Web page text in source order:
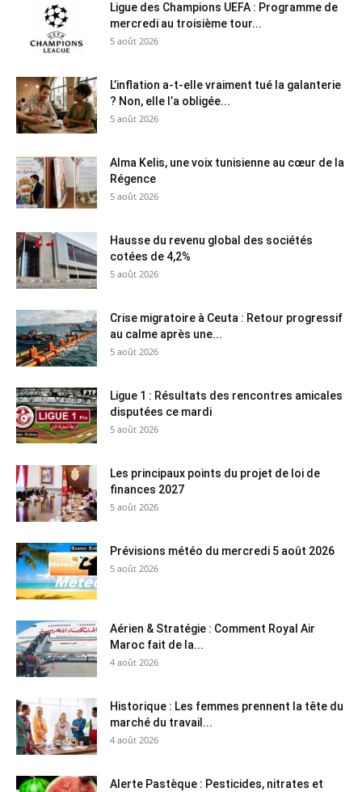
Ligue des Champions UEFA : Programme de
mercredi au troisième tour...
5 août 2026
L’inflation a-t-elle vraiment tué la galanterie
? Non, elle l’a obligée...
5 août 2026
Alma Kelis, une voix tunisienne au cœur de la
Régence
5 août 2026
Hausse du revenu global des sociétés
cotées de 4,2%
5 août 2026
Crise migratoire à Ceuta : Retour progressif
au calme après une...
5 août 2026
Ligue 1 : Résultats des rencontres amicales
disputées ce mardi
5 août 2026
Les principaux points du projet de loi de
finances 2027
5 août 2026
Prévisions météo du mercredi 5 août 2026
5 août 2026
Aérien & Stratégie : Comment Royal Air
Maroc fait de la...
4 août 2026
Historique : Les femmes prennent la tête du
marché du travail...
4 août 2026
Alerte Pastèque : Pesticides, nitrates et